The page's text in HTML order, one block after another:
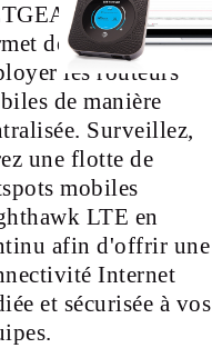
Insight Pro
de configurer et
les routeurs
de manière
Surveillez,
une flotte de
mobiles
LTE en
afin d'offrir une
Internet
et sécurisée à vos